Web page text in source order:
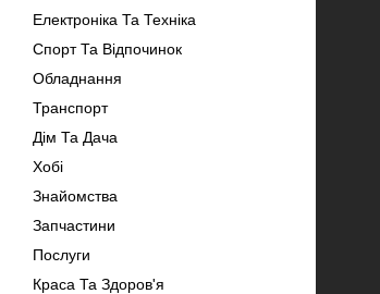
Електроніка Та Техніка
Спорт Та Відпочинок
Обладнання
Транспорт
Дім Та Дача
Хобі
Знайомства
Запчастини
Послуги
Краса Та Здоров'я